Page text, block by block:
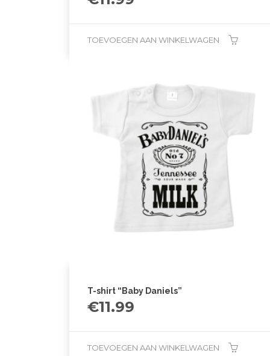
TOEVOEGEN AAN WINKELWAGEN
T-shirt “Baby Daniels”
€11.99
TOEVOEGEN AAN WINKELWAGEN